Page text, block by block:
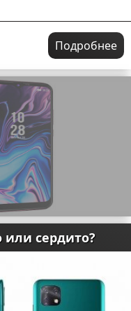
Подробнее
или сердито?